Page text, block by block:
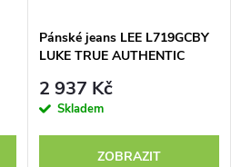
Pánské jeans LEE L719GCBY
LUKE TRUE AUTHENTIC
2 937 Kč
Skladem
ZOBRAZIT